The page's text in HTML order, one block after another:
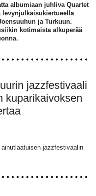
albumiaan juhliva Quartet
ja Turkuun.
kotimaista alkuperää
jazzfestivaali
kuparikaivoksen
jazzfestivaalin